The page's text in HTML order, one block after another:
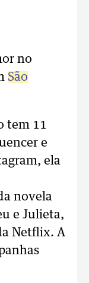
no
São
tem 11
e
ela
novela
e Julieta,
Netflix. A